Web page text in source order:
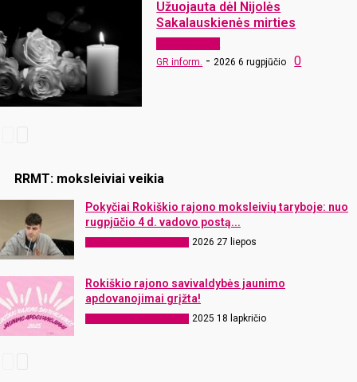
Užuojauta dėl Nijolės
Sakalauskienės mirties
GR inform. - 2026 6 rugpjūčio 0
RRMT: moksleiviai veikia
Pokyčiai Rokiškio rajono moksleivių taryboje: nuo
rugpjūčio 4 d. vadovo postą...
2026 27 liepos
Rokiškio rajono savivaldybės jaunimo
apdovanojimai grįžta!
2025 18 lapkričio